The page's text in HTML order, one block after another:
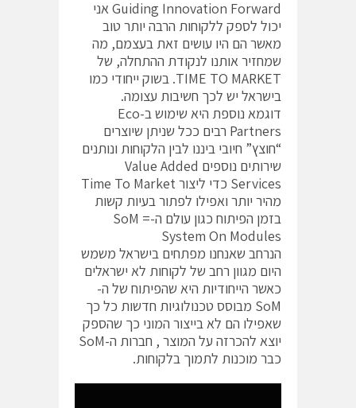
Guiding Innovation Forward אני
יכול לספק ללקוחות הרבה יותר טוב
מאשר הם היו עושים זאת בעצמם, מה
שמחזיר אותנו לנקודת ההתחלה, של
TIME TO MARKET. בשוק ייחודי כמו
בישראל יש לכך חשיבות עצומה.
דוגמא נוספת היא שימוש ב-Eco
Partners רבים ככל שניתן שיוצרים
“חוצץ” חיובי ביננו לבין הלקוחות ונותנים
שירותים נוספים Value Added
Services כדי ליצור Time To Market
מהיר יותר ואפילו לפתור בעיות קשות
בזמן הפיתוח כגון עולם ה-SoM =
System On Modules
הנרחב שאנחנו מפתחים בישראל משמש
היום מגוון רחב של לקוחות לא ישראלים
כאשר הייחודיות היא שהפיתוח של ה-
SoM מבוסס טכנולוגיות חדשות כל כך
שאפילו הם לא בייצור המוני כך שהספק
יוצא להכרזה על המוצר , חברות ה-SoM
כבר מוכנות לתמוך בלקוחות.